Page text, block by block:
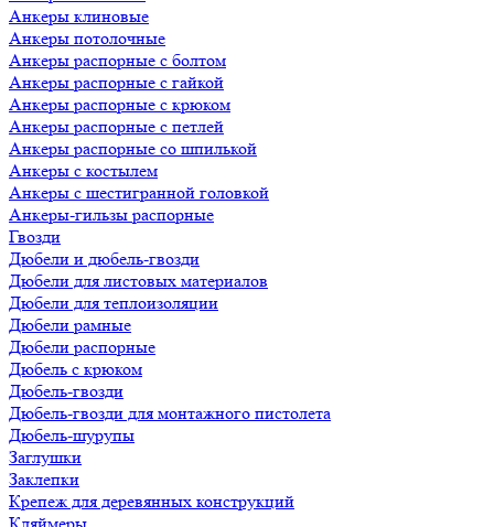
Анкеры клиновые
Анкеры потолочные
Анкеры распорные с болтом
Анкеры распорные с гайкой
Анкеры распорные с крюком
Анкеры распорные с петлей
Анкеры распорные со шпилькой
Анкеры с костылем
Анкеры с шестигранной головкой
Анкеры-гильзы распорные
Гвозди
Дюбели и дюбель-гвозди
Дюбели для листовых материалов
Дюбели для теплоизоляции
Дюбели рамные
Дюбели распорные
Дюбель с крюком
Дюбель-гвозди
Дюбель-гвозди для монтажного пистолета
Дюбель-шурупы
Заглушки
Заклепки
Крепеж для деревянных конструкций